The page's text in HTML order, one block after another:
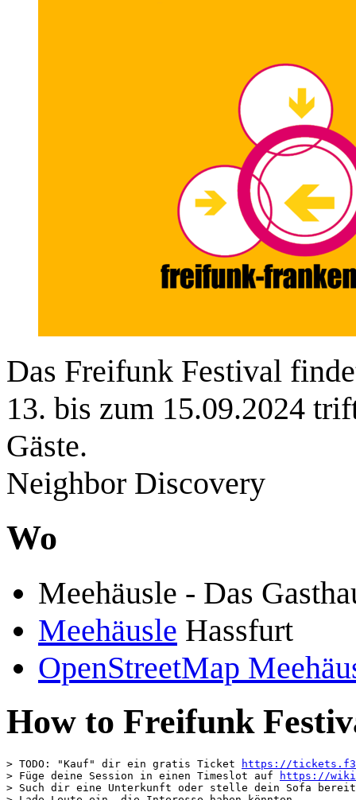
Das Freifunk Festival
13. bis zum 15.09.2024
Gäste.
Neighbor Discovery
Wo
Meehäusle - Das
Meehäusle Hassfurt
OpenStreetMap
How to Freifunk
> TODO: "Kauf" dir ein gratis Ticket
https://
> Füge deine Session in einen Timeslot auf
https://
> Such dir eine Unterkunft oder stelle dein Sofa